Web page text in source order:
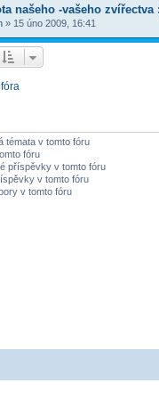
našeho -vašeho zvířectva
» 15 úno 2009, 16:41
témata v tomto fóru
fóru
příspěvky v tomto fóru
v tomto fóru
v tomto fóru